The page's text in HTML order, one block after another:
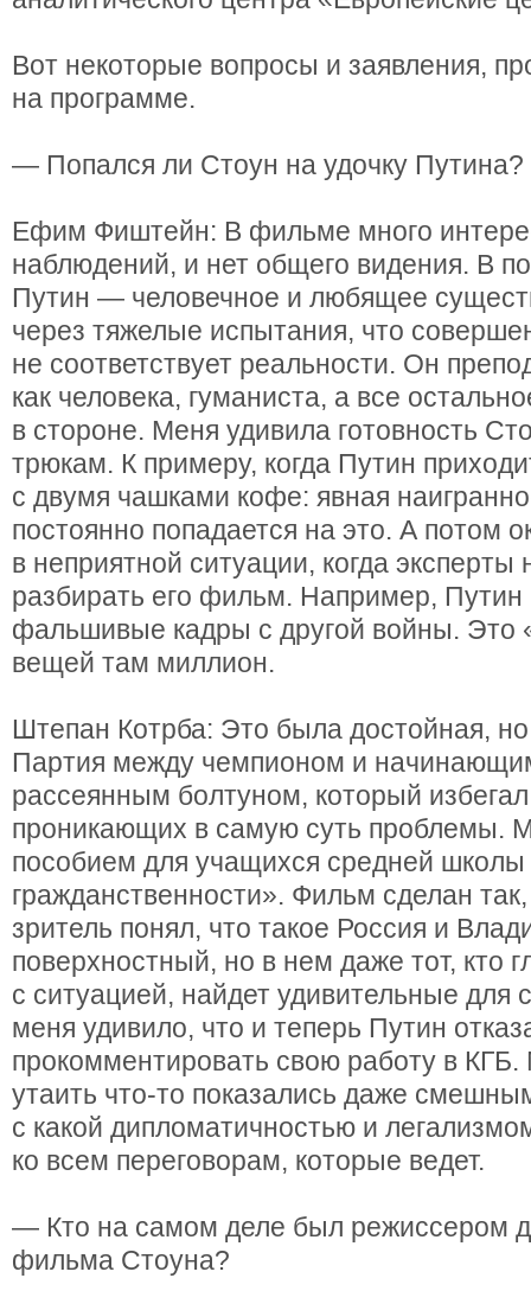
Вот некоторые вопросы и заявления,
на программе.
— Попался ли Стоун на удочку Путина?
Ефим Фиштейн: В фильме много
наблюдений, и нет общего видения. В
Путин — человечное и любящее
через тяжелые испытания, что
не соответствует реальности. Он
как человека, гуманиста, а все
в стороне. Меня удивила готовность
трюкам. К примеру, когда Путин
с двумя чашками кофе: явная
постоянно попадается на это. А потом
в неприятной ситуации, когда эксперты
разбирать его фильм. Например, Путин
фальшивые кадры с другой войны. Это
вещей там миллион.
Штепан Котрба: Это была достойная,
Партия между чемпионом и
рассеянным болтуном, который
проникающих в самую суть проблемы.
пособием для учащихся средней
гражданственности». Фильм сделан
зритель понял, что такое Россия и
поверхностный, но в нем даже тот, кто
с ситуацией, найдет удивительные для
меня удивило, что и теперь Путин
прокомментировать свою работу в
утаить что-то показались даже
с какой дипломатичностью и
ко всем переговорам, которые ведет.
— Кто на самом деле был режиссером
фильма Стоуна?